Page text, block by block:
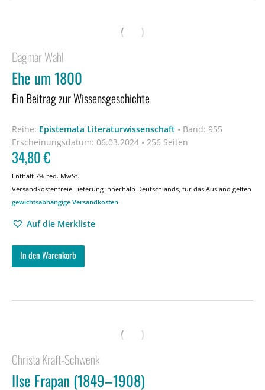
Dagmar Wahl
Ehe um 1800
Ein Beitrag zur Wissensgeschichte
Reihe: Epistemata Literaturwissenschaft • Band: 955
Erscheinungsdatum: 06.03.2024 • 256 Seiten
34,80€
Enthält 7% red. MwSt.
Versandkostenfreie Lieferung innerhalb Deutschlands, für das Ausland gelten
gewichtsabhängige Versandkosten.
Auf die Merkliste
In den Warenkorb
Christa Kraft-Schwenk
Ilse Frapan (1849–1908)